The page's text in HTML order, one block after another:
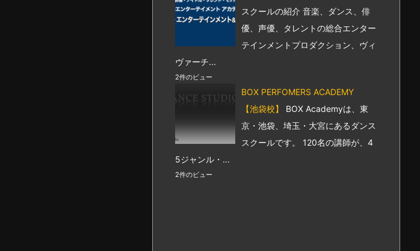
スクールの紹介 音楽、ダンス、俳
優、声優、タレントの総合エンター
テインメントプロダクション、ヴィ
ヴァーチ...
2件のビュー
BOX PERFOMERS ACADEMY
【池袋校】
BOX Academyは、東
京・池袋、埼玉・大宮にあるダンス
スクールです。 120名の講師が、4
5ジャンル・...
2件のビュー